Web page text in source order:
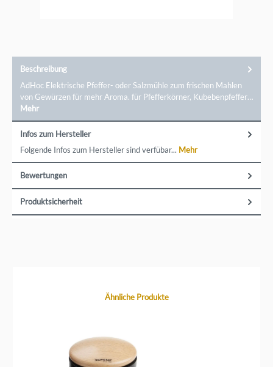
16, 68167 Mannheim, info@adhoc-design.de
Beschreibung
AdHoc Elektrische Pfeffer- oder Salzmühle zum frischen Mahlen
von Gewürzen für mehr Aroma. für Pfefferkörner, Kubebenpfeffer…
Mehr
Infos zum Hersteller
Folgende Infos zum Hersteller sind verfübar... Mehr
Bewertungen
Produktsicherheit
Produktgalerie überspringenÄhnliche Produkte